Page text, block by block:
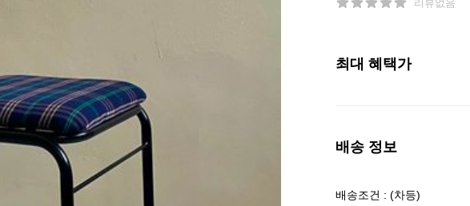
리뷰없음
최대 혜택가
배송 정보
배송조건 : (차등)